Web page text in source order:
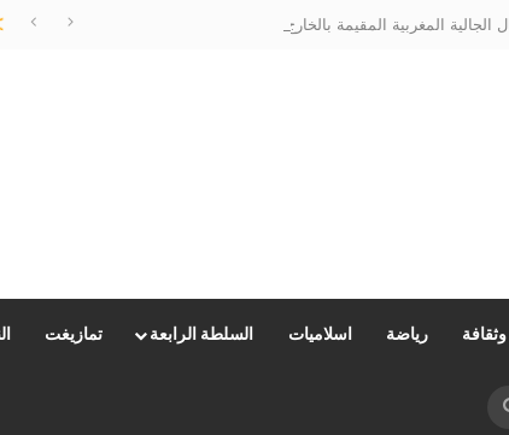
رياضة اسلاميات السلطة الرابعة تمازيغت
بحث